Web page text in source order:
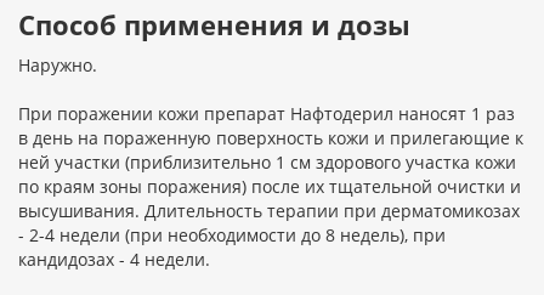
Способ применения и дозы
Наружно.
При поражении кожи препарат Нафтодерил наносят 1 раз
в день на пораженную поверхность кожи и прилегающие к
ней участки (приблизительно 1 см здорового участка кожи
по краям зоны поражения) после их тщательной очистки и
высушивания. Длительность терапии при дерматомикозах
- 2-4 недели (при необходимости до 8 недель), при
кандидозах - 4 недели.